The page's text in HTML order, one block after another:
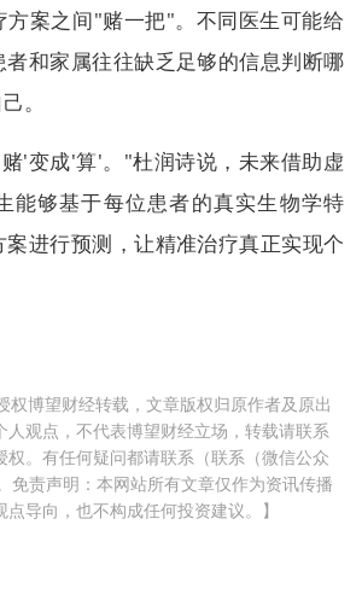
方案之间"赌一把"。不同医生可能给
和家属往往缺乏足够的信息判断哪
。
'变成'算'。"杜润诗说，未来借助虚
能够基于每位患者的真实生物学特
进行预测，让精准治疗真正实现个
权博望财经转载，文章版权归原作者及原出
人观点，不代表博望财经立场，转载请联系
权。有任何疑问都请联系（联系（微信公众
责声明：本网站所有文章仅作为资讯传播
导向，也不构成任何投资建议。】